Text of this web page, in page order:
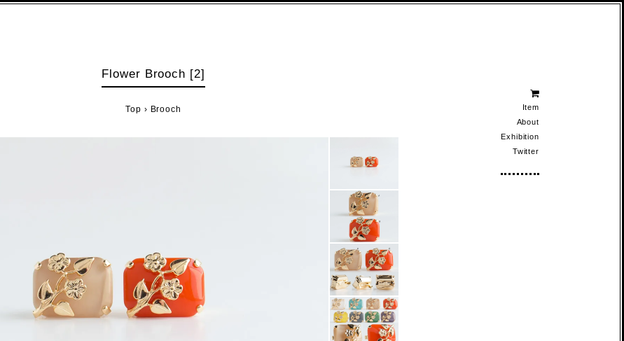
Item
About
Exhibition
Twitter
Flower Brooch [2]
Top › Brooch